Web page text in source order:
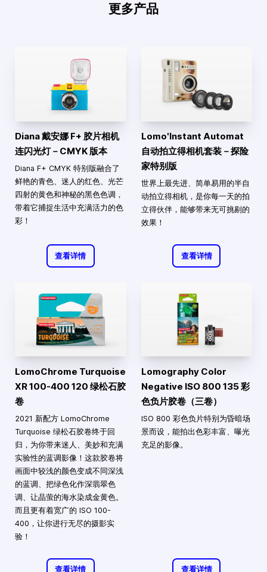
更多产品
Diana 戴安娜 F+ 胶片相机
连闪光灯－CMYK 版本
Diana F+ CMYK 特别版融合了
鲜艳的青色、迷人的红色、光芒
四射的黄色和神秘的黑色色调，
带着它捕捉生活中充满活力的色
彩！
查看详情
Lomo'Instant Automat
自动拍立得相机套装－探险
家特别版
世界上最先进、简单易用的半自
动拍立得相机，是你每一天的拍
立得伙伴，能够带来无可挑剔的
效果！
查看详情
LomoChrome Turquoise
XR 100-400 120 绿松石胶
卷
2021 新配方 LomoChrome
Turquoise 绿松石胶卷终于回
归，为你带来迷人、美妙和充满
实验性的蓝调影像！这款胶卷将
画面中较浅的颜色变成不同深浅
的蓝调、把绿色化作深翡翠色
调、让晶萤的海水染成金黄色。
而且更有着宽广的 ISO 100-
400，让你进行无尽的摄影实
验！
查看详情
Lomography Color
Negative ISO 800 135 彩
色负片胶卷（三卷）
ISO 800 彩色负片特别为昏暗场
景而设，能拍出色彩丰富、曝光
充足的影像。
查看详情